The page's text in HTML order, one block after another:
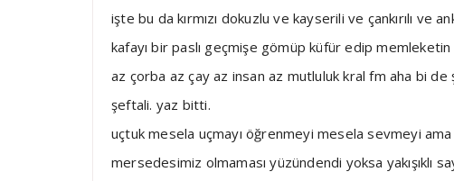
işte bu da kırmızı dokuzlu ve kayserili ve çankırılı ve
kafayı bir paslı geçmişe gömüp küfür edip
az çorba az çay az insan az mutluluk kral fm aha bi
şeftali. yaz bitti.
uçtuk mesela uçmayı öğrenmeyi mesela sevmeyi ama
mersedesimiz olmaması yüzündendi yoksa yakışıklı